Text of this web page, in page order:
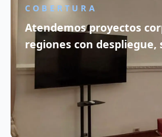
COBERTURA
Atendemos proyectos
regiones con